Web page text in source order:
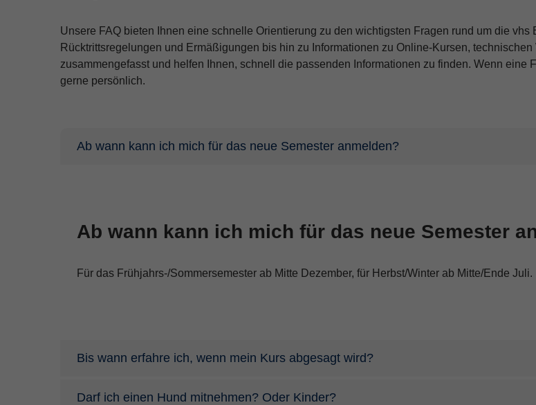
Unsere FAQ bieten Ihnen eine schnelle Orientierung zu den wichtigsten Fragen rund um die
Rücktrittsregelungen und Ermäßigungen bis hin zu Informationen zu Online-Kursen,
zusammengefasst und helfen Ihnen, schnell die passenden Informationen zu finden. Wenn
gerne persönlich.
Ab wann kann ich mich für das neue Semester anmelden?
Ab wann kann ich mich für das neue Semester
Für das Frühjahrs-/Sommersemester ab Mitte Dezember, für Herbst/Winter ab Mitte/Ende Juli.
Bis wann erfahre ich, wenn mein Kurs abgesagt wird?
Darf ich einen Hund mitnehmen? Oder Kinder?